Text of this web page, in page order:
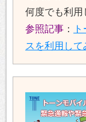
何度でも利用
参照記事 ：
スを利用して